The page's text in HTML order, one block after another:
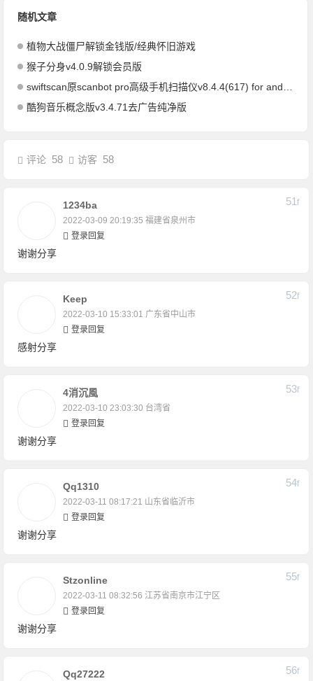
随机文章
植物大战僵尸解锁金钱版/经典怀旧游戏
猴子分身v4.0.9解锁会员版
swiftscan原scanbot pro高级手机扫描仪v8.4.4(617) for android直装高级专业版
酷狗音乐概念版v3.4.71去广告纯净版
评论 58 访客 58
1234ba
2022-03-09 20:19:35 福建省泉州市
51F
登录回复
谢谢分享
Keep
2022-03-10 15:33:01 广东省中山市
52F
登录回复
感射分享
4消沉風
2022-03-10 23:03:30 台湾省
53F
登录回复
谢谢分享
Qq1310
2022-03-11 08:17:21 山东省临沂市
54F
登录回复
谢谢分享
Stzonline
2022-03-11 08:32:56 江苏省南京市江宁区
55F
登录回复
谢谢分享
Qq27222 56F